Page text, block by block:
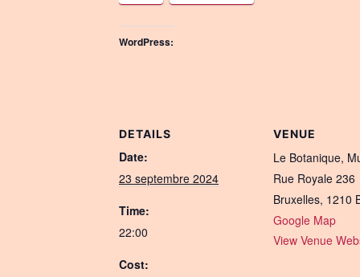
WordPress:
DETAILS
Date:
23 septembre 2024
Time:
22:00
Cost:
VENUE
Le Botanique,
Rue Royale 236
Bruxelles, 1210
Google Map
View Venue